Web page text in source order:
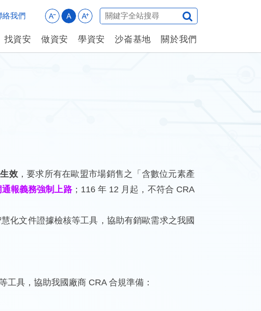
絡我們
找資安
旁通道檢測服務
做資安 學資安 沙崙基地 關於我們
效，要求所有在歐盟市場銷售之「含數位元素產
報義務強制上路；116 年 12 月起，不符合 CRA
化文件證據檢核等工具，協助有銷歐需求之我國
具，協助我國廠商 CRA 合規準備：